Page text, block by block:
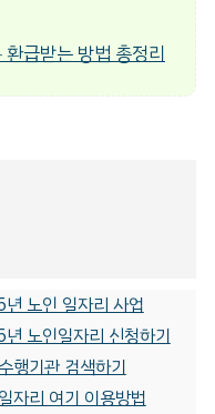
환급받는 방법 총정리
노인 일자리 사업
노인일자리 신청하기
행기관 검색하기
자리 여기 이용방법